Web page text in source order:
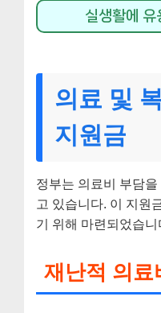
실생활에 유
의료 및
지원금
정부는 의료비 부담
고 있습니다. 이 지원
기 위해 마련되었습니
재난적 의료